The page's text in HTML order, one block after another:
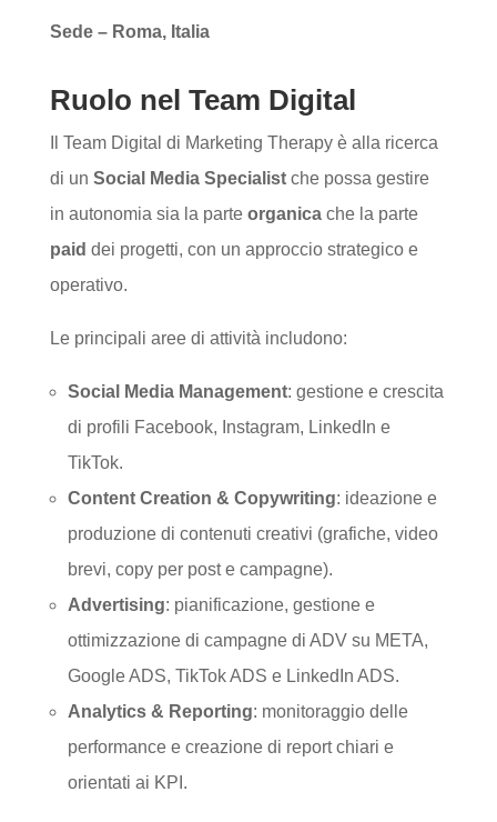
Sede – Roma, Italia
Ruolo nel Team Digital
Il Team Digital di Marketing Therapy è alla ricerca
di un Social Media Specialistche possa gestire
in autonomia sia la parte organicache la parte
paid dei progetti, con un approccio strategico e
operativo.
Le principali aree di attività includono:
Social Media Management: gestione e crescita
di profili Facebook, Instagram, LinkedIn e
TikTok.
Content Creation & Copywriting: ideazione e
produzione di contenuti creativi (grafiche, video
brevi, copy per post e campagne).
Advertising: pianificazione, gestione e
ottimizzazione di campagne di ADV su META,
Google ADS, TikTok ADS e LinkedIn ADS.
Analytics & Reporting: monitoraggio delle
performance e creazione di report chiari e
orientati ai KPI.